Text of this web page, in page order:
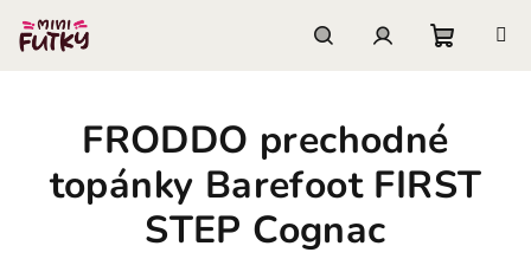
obsah
košík
FRODDO prechodné
topánky Barefoot FIRST
STEP Cognac